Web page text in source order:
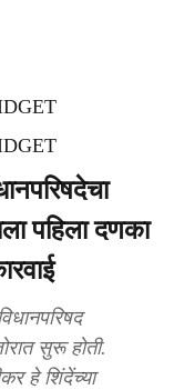
पहिला दणका
सुरू होती.
हे शिंदेंच्या